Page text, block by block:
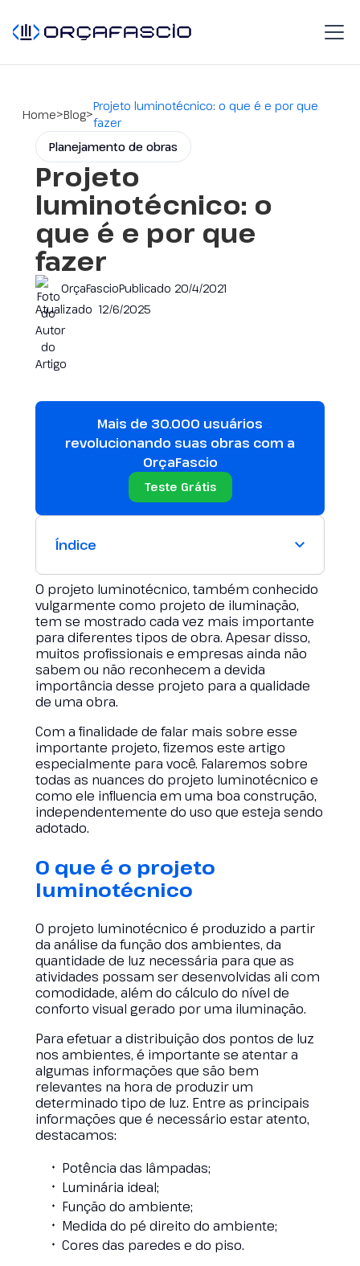
Home>Blog>Projeto luminotécnico: o que é e por que
fazer
Planejamento de obras
Projeto
luminotécnico: o
que é e por que
fazer
OrçaFascioPublicado 20/4/2021
Atualizado12/6/2025
Mais de 30.000 usuários
revolucionando suas obras com a
OrçaFascio
Teste Grátis
Índice
O projeto luminotécnico, também conhecido
vulgarmente como projeto de iluminação,
tem se mostrado cada vez mais importante
para diferentes tipos de obra. Apesar disso,
muitos profissionais e empresas ainda não
sabem ou não reconhecem a devida
importância desse projeto para a qualidade
de uma obra.
Com a finalidade de falar mais sobre esse
importante projeto, fizemos este artigo
especialmente para você. Falaremos sobre
todas as nuances do projeto luminotécnico e
como ele influencia em uma boa construção,
independentemente do uso que esteja sendo
adotado.
O que é o projeto
luminotécnico
O projeto luminotécnico é produzido a partir
da análise da função dos ambientes, da
quantidade de luz necessária para que as
atividades possam ser desenvolvidas ali com
comodidade, além do cálculo do nível de
conforto visual gerado por uma iluminação.
Para efetuar a distribuição dos pontos de luz
nos ambientes, é importante se atentar a
algumas informações que são bem
relevantes na hora de produzir um
determinado tipo de luz. Entre as principais
informações que é necessário estar atento,
destacamos:
Potência das lâmpadas;
Luminária ideal;
Função do ambiente;
Medida do pé direito do ambiente;
Cores das paredes e do piso.